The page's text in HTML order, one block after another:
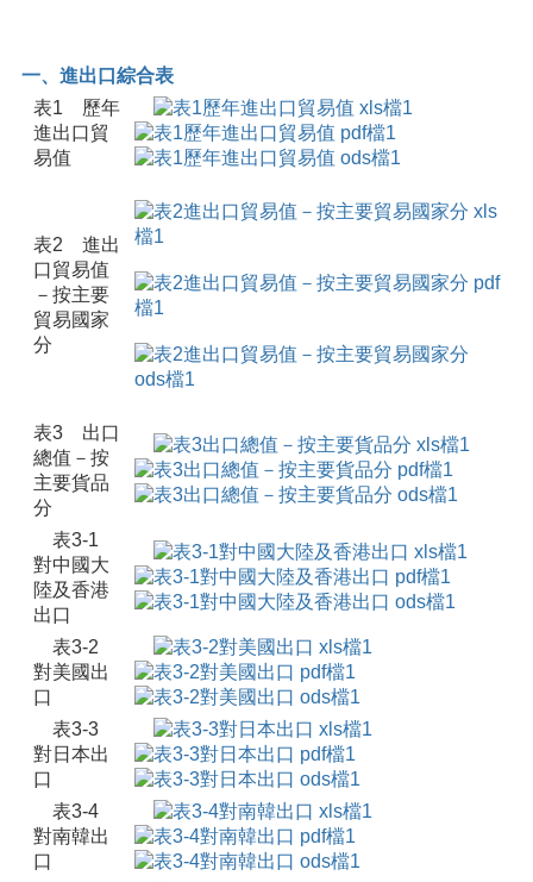
一、進出口綜合表
表1 歷年
進出口貿
易值
表2 進出
口貿易值
－按主要
貿易國家
分
表3 出口
總值－按
主要貨品
分
表3-1
對中國大
陸及香港
出口
表3-2
對美國出
口
表3-3
對日本出
口
表3-4
對南韓出
口